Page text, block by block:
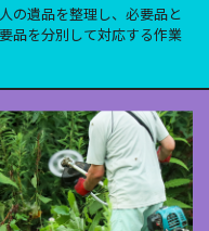
の遺品を整理し、必要品と
品を分別して対応する作業